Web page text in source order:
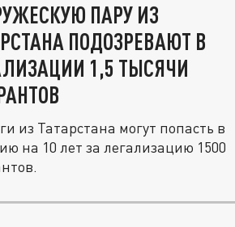
ПАРУ ИЗ
ПОДОЗРЕВАЮТ В
1,5 ТЫСЯЧИ
из Татарстана могут попасть в
на 10 лет за легализацию 1500